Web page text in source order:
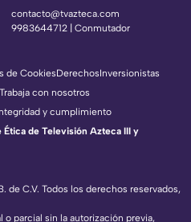
contacto@tvazteca.com
9983644712 | Conmutador
de C.V. Todos los derechos reservados,
parcial sin la autorización previa,
de CookiesDerechosInversionistas
con nosotros
y cumplimiento
de Televisión Azteca III y